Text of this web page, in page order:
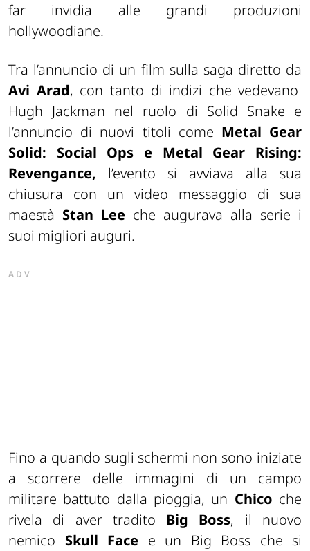
far invidia alle grandi produzioni
hollywoodiane.
Tra l’annuncio di un film sulla saga diretto da
Avi Arad, con tanto di indizi che vedevano
Hugh Jackman nel ruolo di Solid Snake e
l’annuncio di nuovi titoli come Metal Gear
Solid: Social Ops e Metal Gear Rising:
Revengance, l’evento si avviava alla sua
chiusura con un video messaggio di sua
maestà Stan Lee che augurava alla serie i
suoi migliori auguri.
ADV
Fino a quando sugli schermi non sono iniziate
a scorrere delle immagini di un campo
militare battuto dalla pioggia, un Chico che
rivela di aver tradito Big Boss, il nuovo
nemico Skull Face e un Big Boss che si